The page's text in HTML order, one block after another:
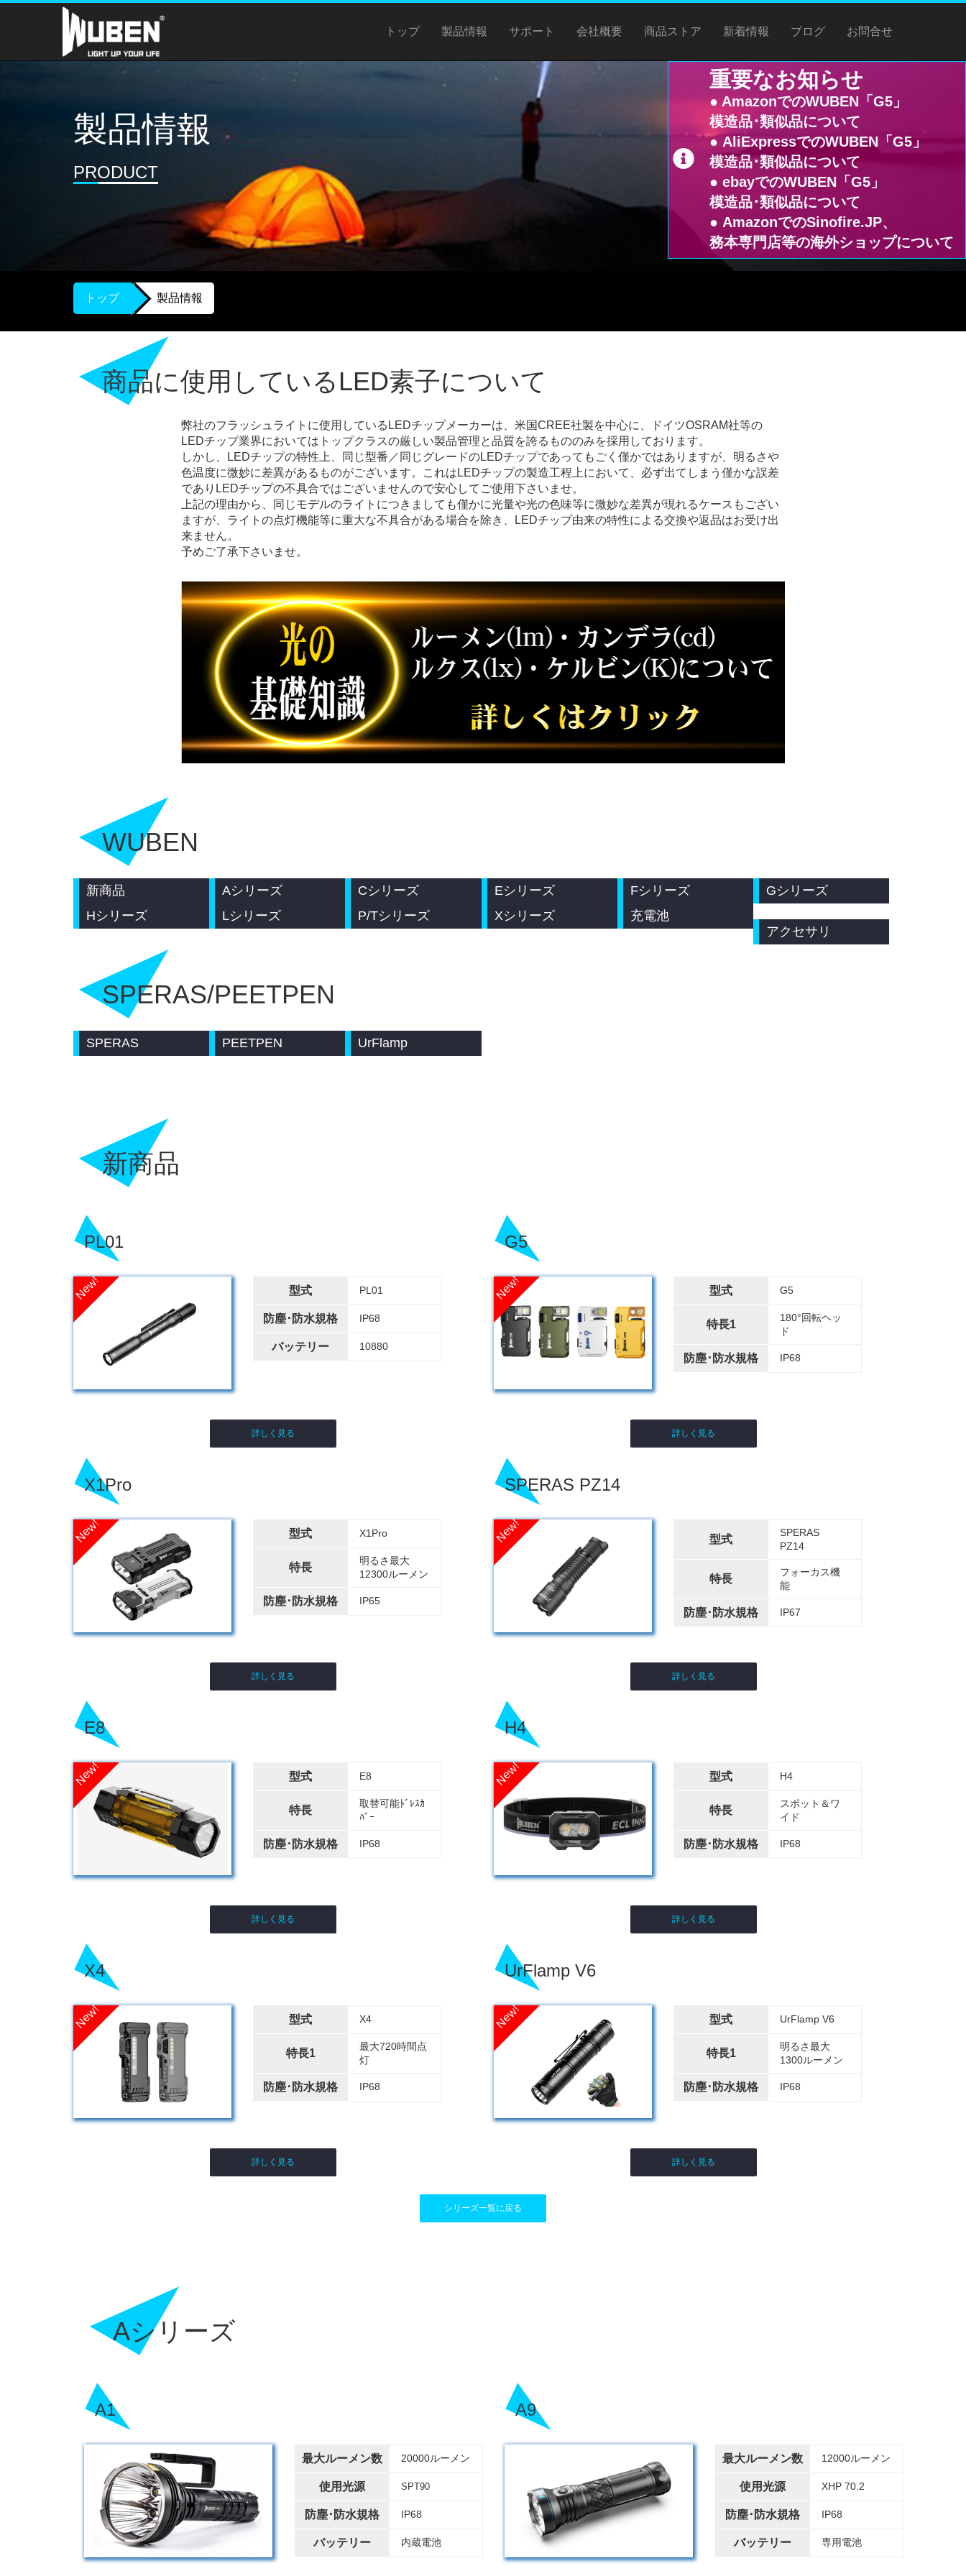
トップ 製品情報 サポート 会社概要 商品ストア 新着情報 ブログ お問合せ
製品情報
PRODUCT
トップ 製品情報
商品に使用しているLED素子について
弊社のフラッシュライトに使用しているLEDチップメーカーは、米国CREE社製を中心に、ドイツOSRAM社等の
LEDチップ業界においてはトップクラスの厳しい製品管理と品質を誇るもののみを採用しております。
しかし、LEDチップの特性上、同じ型番／同じグレードのLEDチップであってもごく僅かではありますが、明るさや
色温度に微妙に差異があるものがございます。これはLEDチップの製造工程上において、必ず出てしまう僅かな誤差
でありLEDチップの不具合ではございませんので安心してご使用下さいませ。
上記の理由から、同じモデルのライトにつきましても僅かに光量や光の色味等に微妙な差異が現れるケースもござい
ますが、ライトの点灯機能等に重大な不具合がある場合を除き、LEDチップ由来の特性による交換や返品はお受け出
来ません。
予めご了承下さいませ。
WUBEN
新商品 Aシリーズ Cシリーズ Eシリーズ Fシリーズ
Gシリーズ
Hシリーズ
Lシリーズ P/Tシリーズ Xシリーズ
充電池
アクセサリ
SPERAS/PEETPEN
SPERAS PEETPEN UrFlamp
新商品
PL01
型式 PL01
防塵･防水規格 IP68
バッテリー 10880
詳しく見る
G5
型式 G5
特長1
180°回転ヘッ
ド
防塵･防水規格 IP68
詳しく見る
X1Pro
型式 X1Pro
特長
明るさ最大
12300ルーメン
防塵･防水規格 IP65
詳しく見る
SPERAS PZ14
型式
SPERAS
PZ14
特長
フォーカス機
能
防塵･防水規格 IP67
詳しく見る
E8
型式 E8
特長
取替可能ﾄﾞﾚｽｶ
ﾊﾞｰ
防塵･防水規格 IP68
詳しく見る
H4
型式 H4
特長
スポット＆ワ
イド
防塵･防水規格 IP68
詳しく見る
X4
型式 X4
特長1
最大720時間点
灯
防塵･防水規格 IP68
詳しく見る
UrFlamp V6
型式 UrFlamp V6
特長1
明るさ最大
1300ルーメン
防塵･防水規格 IP68
詳しく見る
シリーズ一覧に戻る
Aシリーズ
A1
最大ルーメン数 20000ルーメン
使用光源 SPT90
防塵･防水規格 IP68
バッテリー 内蔵電池
A9
最大ルーメン数 12000ルーメン
使用光源 XHP 70.2
防塵･防水規格 IP68
バッテリー 専用電池
重要なお知らせ
● AmazonでのWUBEN「G5」
模造品･類似品について
● AliExpressでのWUBEN「G5」
模造品･類似品について
● ebayでのWUBEN「G5」
模造品･類似品について
● AmazonでのSinofire.JP、
務本専門店等の海外ショップについて